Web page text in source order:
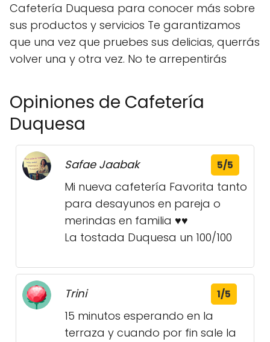
Cafetería Duquesa para conocer más sobre
sus productos y servicios Te garantizamos
que una vez que pruebes sus delicias, querrás
volver una y otra vez. No te arrepentirás
Opiniones de Cafetería
Duquesa
Safae Jaabak 5/5
Mi nueva cafetería Favorita tanto
para desayunos en pareja o
merindas en familia ♥️♥️
La tostada Duquesa un 100/100
Trini 1/5
15 minutos esperando en la
terraza y cuando por fin sale la